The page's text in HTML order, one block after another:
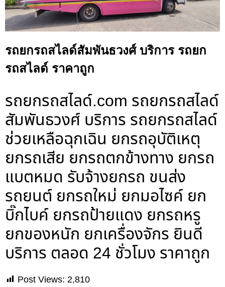
รถยกรถสไลด์สัมพันธวงศ์ บริการ รถยก
รถสไลด์ ราคาถูก
รถยกรถสไลด์.com รถยกรถสไลด์
สัมพันธวงศ์ บริการ รถยกรถสไลด์
ช่วยเหลือฉุกเฉิน ยกรถอุบัติเหตุ
ยกรถเสีย ยกรถตกข้างทาง ยกรถ
แบตหมด รับจ้างยกรถ ขนส่ง
รถยนต์ ยกรถใหม่ ยกมอไซค์ ยก
บิ๊กไบค์ ยกรถป้ายแดง ยกรถหรู
ยกของหนัก ยกเครื่องจักร ยินดี
บริการ ตลอด 24 ชั่วโมง ราคาถูก
Post Views: 2,810